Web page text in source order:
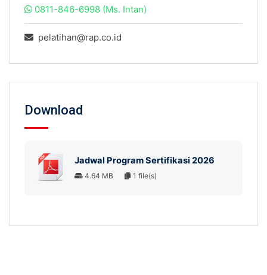
0811-846-6998 (Ms. Intan)
pelatihan@rap.co.id
Download
Jadwal Program Sertifikasi 2026
4.64 MB 1 file(s)